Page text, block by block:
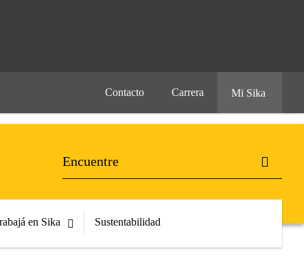
Contacto Carrera Mi Sika
en Sika Sustentabilidad